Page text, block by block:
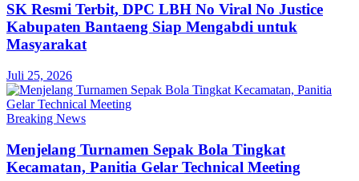
SK Resmi Terbit, DPC LBH No Viral No Justice
Kabupaten Bantaeng Siap Mengabdi untuk
Masyarakat
Juli 25, 2026
Breaking News
Menjelang Turnamen Sepak Bola Tingkat
Kecamatan, Panitia Gelar Technical Meeting